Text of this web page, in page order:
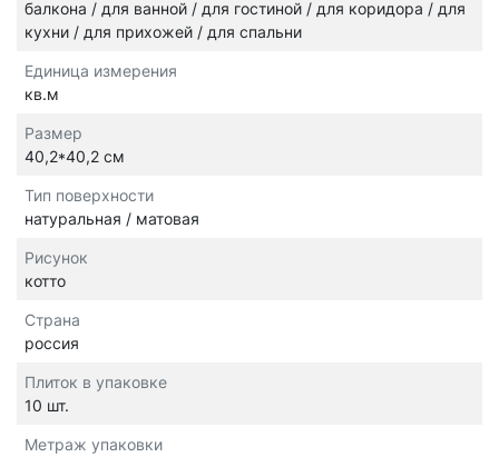
балкона / для ванной / для гостиной / для коридора / для
кухни / для прихожей / для спальни
Единица измерения
кв.м
Размер
40,2*40,2 см
Тип поверхности
натуральная / матовая
Рисунок
котто
Страна
россия
Плиток в упаковке
10 шт.
Метраж упаковки